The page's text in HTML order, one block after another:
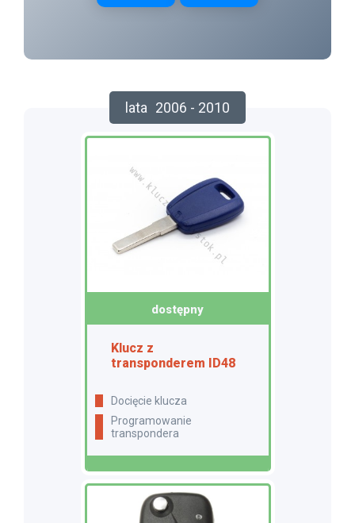
lata 2006 - 2010
dostępny
Klucz z
transponderem ID48
docięcie klucza
programowanie
transpondera